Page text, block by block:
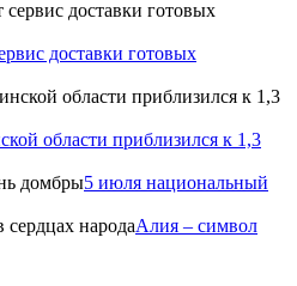
доставки готовых
области приблизился к 1,3
5 июля национальный
Алия – символ